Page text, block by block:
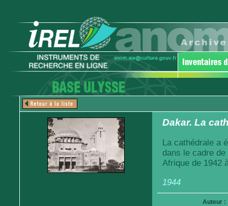
Dakar. La
La cathédrale a
dans le cadre
Afrique de 1942
1944
Auteur :